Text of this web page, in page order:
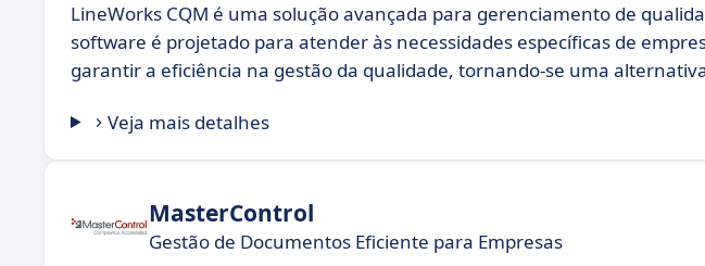
LineWorks CQM é uma solução avançada para gerenciamento de
software é projetado para atender às necessidades específicas de
garantir a eficiência na gestão da qualidade, tornando-se uma
Veja mais detalhes
MasterControl
Gestão de Documentos Eficiente para Empresas